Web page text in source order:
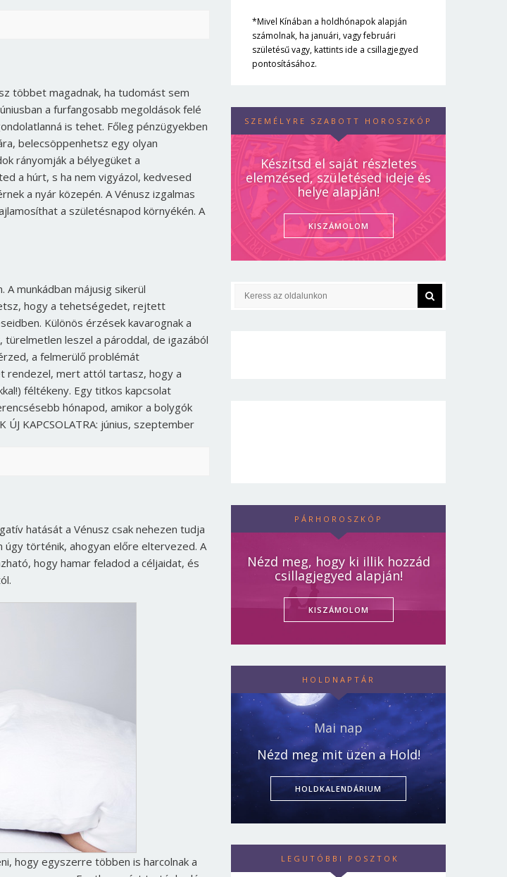
többet magadnak, ha tudomást sem
a furfangosabb megoldások felé
is tehet. Főleg pénzügyekben
belecsöppenhetsz egy olyan
rányomják a bélyegüket a
a húrt, s ha nem vigyázol, kedvesed
a nyár közepén. A Vénusz izgalmas
a születésnapod környékén. A
munkádban májusig sikerül
hogy a tehetségedet, rejtett
Különös érzések kavarognak a
leszel a pároddal, de igazából
a felmerülő problémát
rendezel, mert attól tartasz, hogy a
féltékeny. Egy titkos kapcsolat
hónapod, amikor a bolygók
ÚJ KAPCSOLATRA: június, szeptember
hatását a Vénusz csak nehezen tudja
úgy történik, ahogyan előre eltervezed. A
hogy hamar feladod a céljaidat, és
hogy egyszerre többen is harcolnak a
*Mivel Kínában a holdhónapok alapján
számolnak, ha januári, vagy februári
születésű vagy, kattints ide a csillagjegyed
pontosításához.
SZEMÉLYRE SZABOTT HOROSZKÓP
Készítsd el saját részletes
elemzésed, születésed ideje és
helye alapján!
KISZÁMOLOM
PÁRHOROSZKÓP
Nézd meg, hogy ki illik hozzád
csillagjegyed alapján!
KISZÁMOLOM
HOLDNAPTÁR
Mai nap
Nézd meg mit üzen a Hold!
HOLDKALENDÁRIUM
LEGUTÓBBI POSZTOK